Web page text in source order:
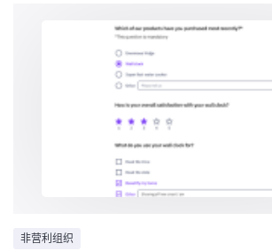
您的出生日期是什么？
日期格式：mm-dd-yyyy
格式：mm-dd-yyyy
您的性别是什么？
女
非营利组织